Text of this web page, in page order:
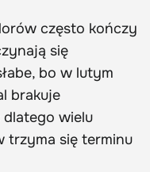
często kończy
się
bo w lutym
brakuje
dlatego wielu
trzyma się terminu